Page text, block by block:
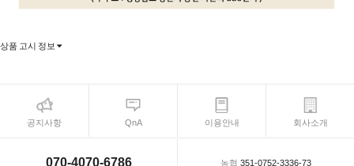
상품 고시 정보
공지사항 QnA 이용안내 회사소개
070-4070-6786 농협 351-0752-3336-73